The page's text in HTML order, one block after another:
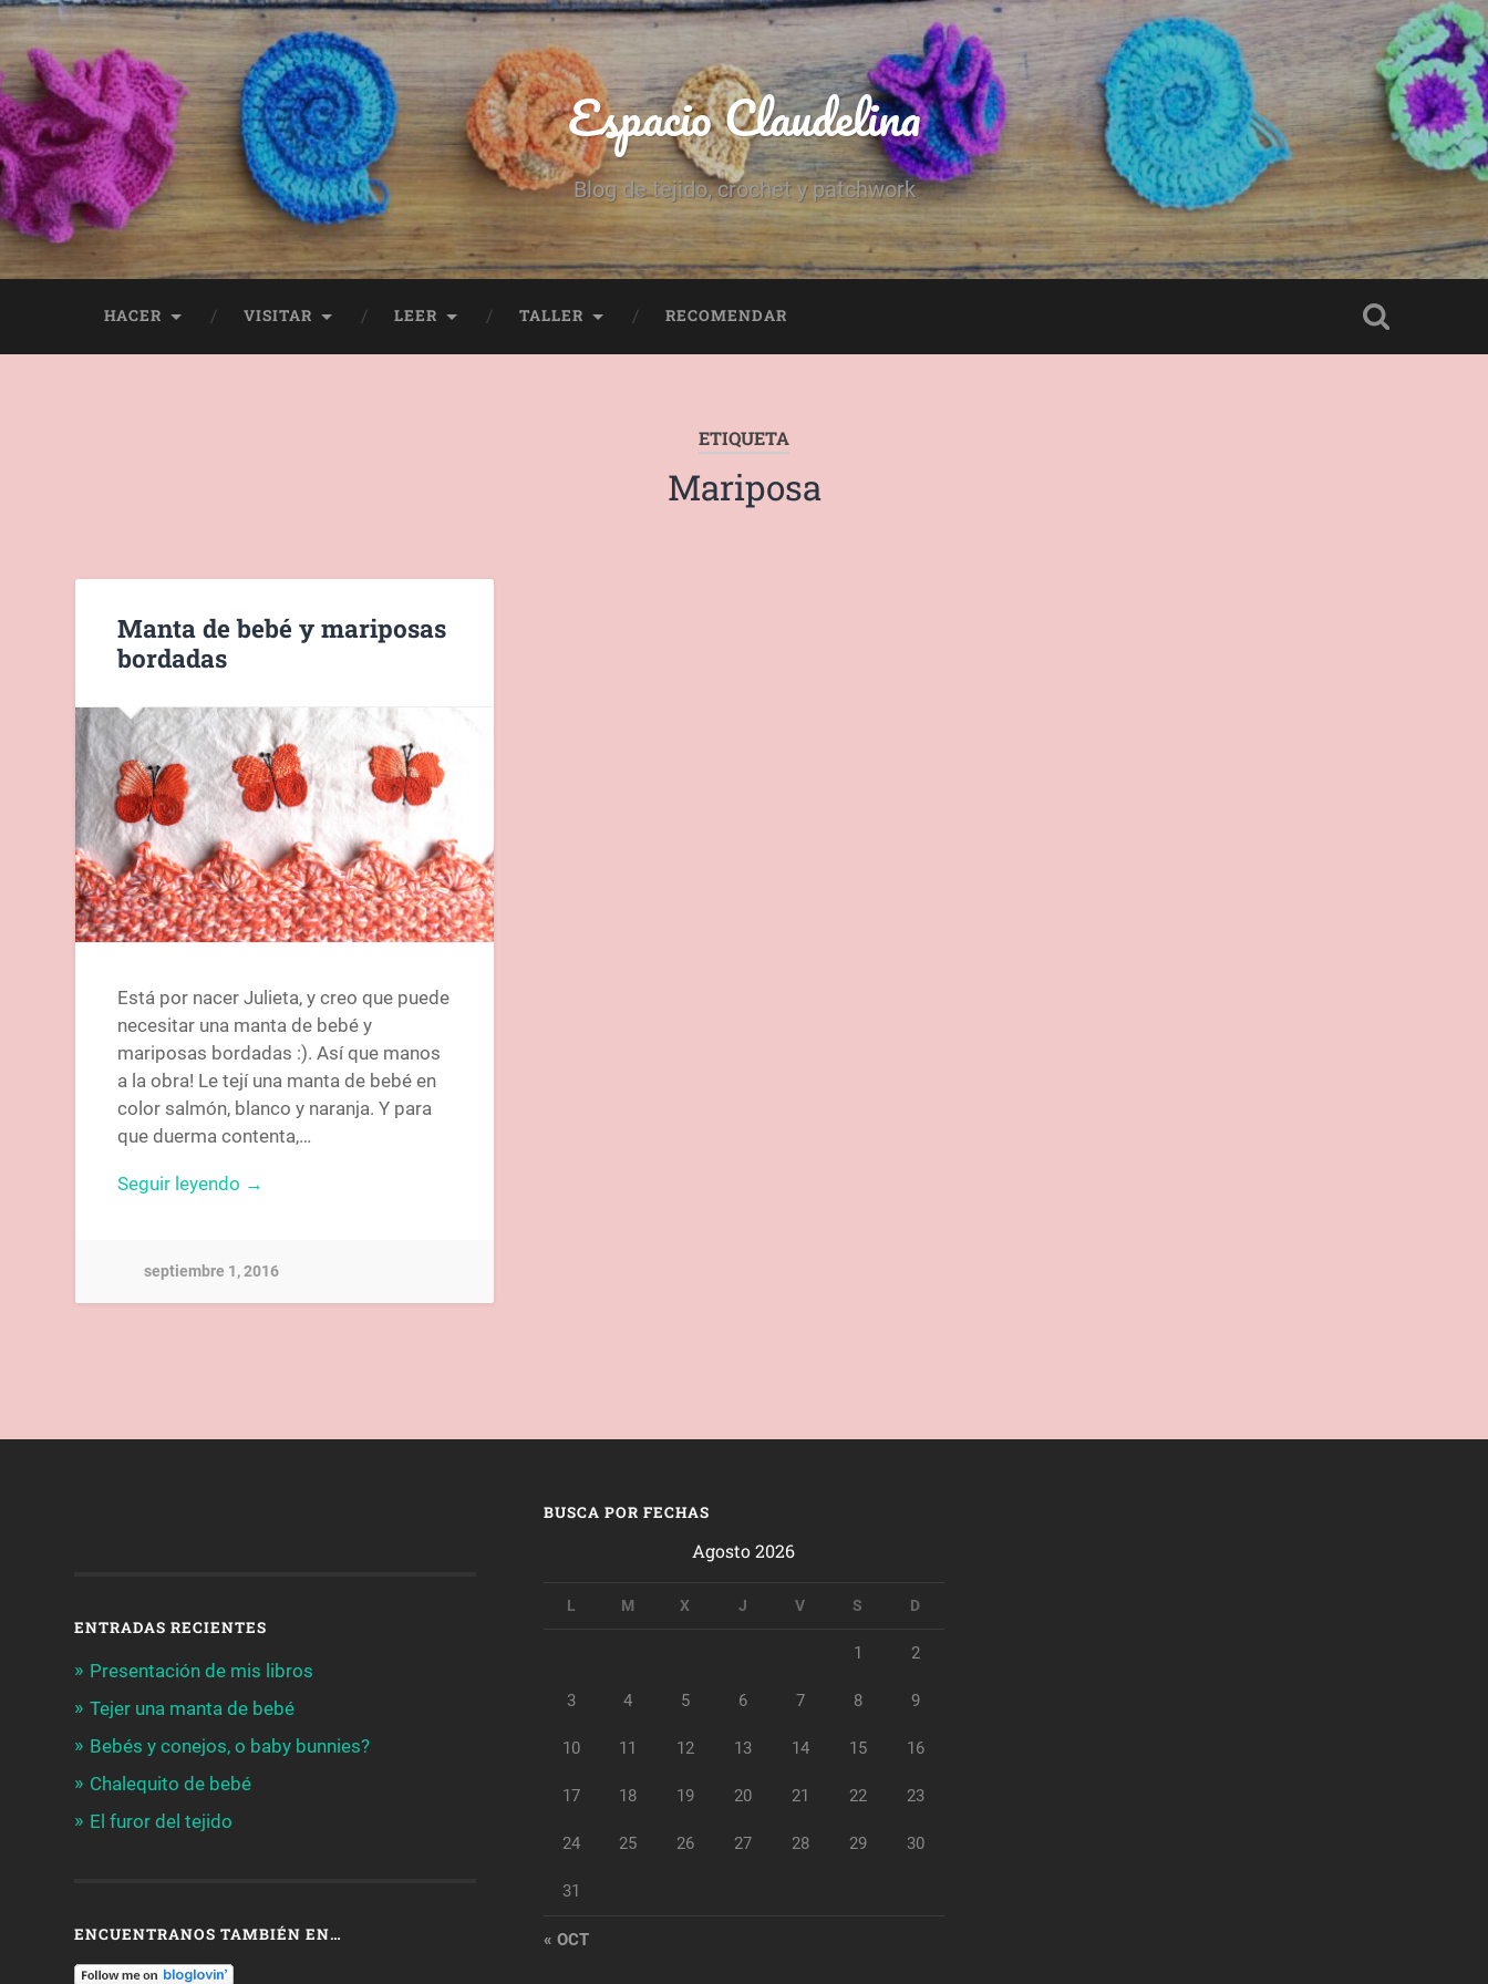
Espacio Claudelina
Blog de tejido, crochet y patchwork
HACER VISITAR LEER TALLER RECOMENDAR
ETIQUETA
Mariposa
Manta de bebé y mariposas
bordadas
Está por nacer Julieta, y creo que puede
necesitar una manta de bebé y
mariposas bordadas :). Así que manos
a la obra! Le tejí una manta de bebé en
color salmón, blanco y naranja. Y para
que duerma contenta,…
Seguir leyendo →
septiembre 1, 2016
ENTRADAS RECIENTES
Presentación de mis libros
Tejer una manta de bebé
Bebés y conejos, o baby bunnies?
Chalequito de bebé
El furor del tejido
ENCUENTRANOS TAMBIÉN EN…
BUSCA POR FECHAS
Agosto 2026
L M X J V S D
1 2
3 4 5 6 7 8 9
10 11 12 13 14 15 16
17 18 19 20 21 22 23
24 25 26 27 28 29 30
31
« OCT